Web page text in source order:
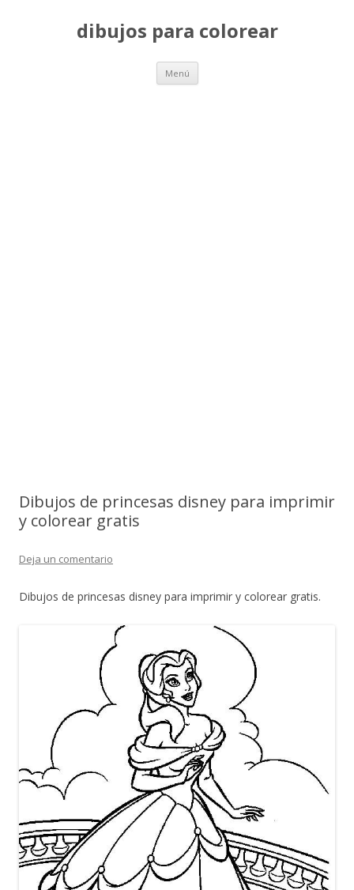
dibujos para colorear
Menú Saltar
contenido
Dibujos de princesas disney para imprimir
y colorear gratis
Deja un comentario
Dibujos de princesas disney para imprimir y colorear gratis.